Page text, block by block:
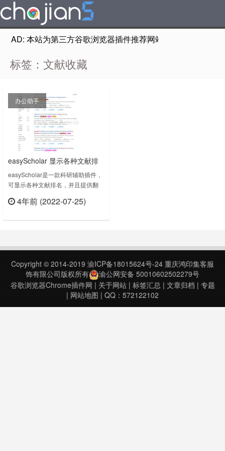
AD: 本站为第三方谷歌浏览器插件推荐网站，非Google
标签：文献收藏
办公助手
easyScholar 显示各种文献排
名，并且提供翻译、文献收藏
功能，助力科研
easyScholar是一款科研辅助插件，
可显示各种文献排名，并且提供翻
在各种论文搜索网站上，显示各种会
期：2022年6月12日……
4年前 (2022-07-25)
Copyright © 2014-2019 渝ICP备18015624号-24 重庆鸿印集客服
饰有限公司版权所有
渝公网安备 50010602502279号
谷歌浏览器Chrome插件网 | 关于网站| 标签汇总| 文章归档 | 专题
| 网站地图 | QQ：572122102